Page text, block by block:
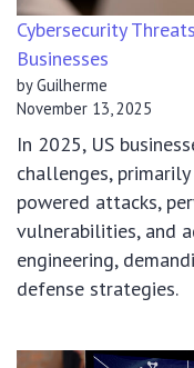
Cybersecurity
Businesses
by Guilherme
November 13, 2025
In 2025, US
challenges,
powered attacks,
vulnerabilities, and
engineering,
defense strategies.